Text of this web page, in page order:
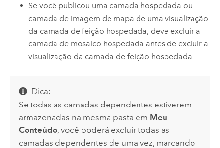
Se você publicou uma camada hospedada ou
camada de imagem de mapa de uma visualização
da camada de feição hospedada, deve excluir a
camada de mosaico hospedada antes de excluir a
visualização da camada de feição hospedada.
Dica:
Se todas as camadas dependentes estiverem
armazenadas na mesma pasta em Meu
Conteúdo, você poderá excluir todas as
camadas dependentes de uma vez, marcando